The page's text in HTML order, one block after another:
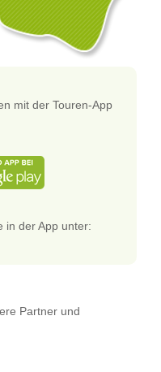
mit der Touren-App
in der App unter:
Partner und